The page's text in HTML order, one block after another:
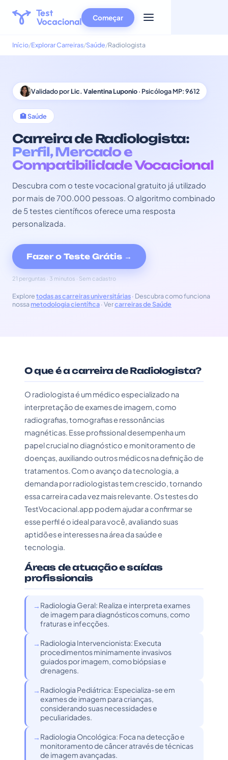
Começar
Início Explorar Carreiras Saúde Radiologista
Validado porLic. Valentina Luponio· Psicóloga MP: 9612
🏥 Saúde
Carreira de Radiologista:
Perfil, Mercado e
Compatibilidade Vocacional
Descubra com o teste vocacional gratuito já utilizado
por mais de 700.000 pessoas. O algoritmo combinado
de 5 testes científicos oferece uma resposta
personalizada.
Fazer o Teste Grátis →
21 perguntas · 3 minutos · Sem cadastro
Exploretodas as carreiras universitárias· Descubra como funciona
nossa metodologia científica· Vercarreiras de Saúde
O que é a carreira de Radiologista?
O radiologista é um médico especializado na
interpretação de exames de imagem, como
radiografias, tomografias e ressonâncias
magnéticas. Esse profissional desempenha um
papel crucial no diagnóstico e monitoramento de
doenças, auxiliando outros médicos na definição de
tratamentos. Com o avanço da tecnologia, a
demanda por radiologistas tem crescido, tornando
essa carreira cada vez mais relevante. Os testes do
TestVocacional.app podem ajudar a confirmar se
esse perfil é o ideal para você, avaliando suas
aptidões e interesses na área da saúde e
tecnologia.
Áreas de atuação e saídas
profissionais
Radiologia Geral: Realiza e interpreta exames
de imagem para diagnósticos comuns, como
fraturas e infecções.
Radiologia Intervencionista: Executa
procedimentos minimamente invasivos
guiados por imagem, como biópsias e
drenagens.
Radiologia Pediátrica: Especializa-se em
exames de imagem para crianças,
considerando suas necessidades e
peculiaridades.
Radiologia Oncológica: Foca na detecção e
monitoramento de câncer através de técnicas
de imagem avançadas.